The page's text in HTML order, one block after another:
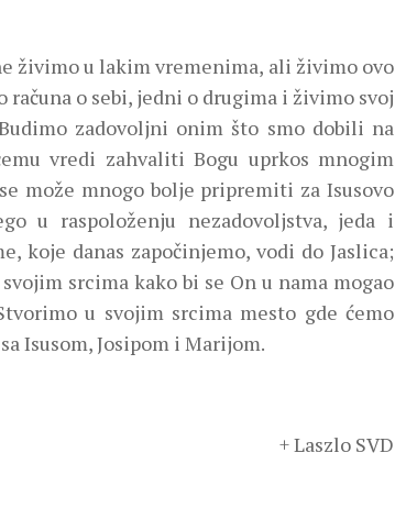
živimo u lakim vremenima, ali živimo ovo
računa o sebi, jedni o drugima i živimo svoj
zadovoljni onim što smo dobili na
vredi zahvaliti Bogu uprkos mnogim
može mnogo bolje pripremiti za Isusovo
u raspoloženju nezadovoljstva, jeda i
koje danas započinjemo, vodi do Jaslica;
srcima kako bi se On u nama mogao
u svojim srcima mesto gde ćemo
Isusom, Josipom i Marijom.
+ Laszlo SVD